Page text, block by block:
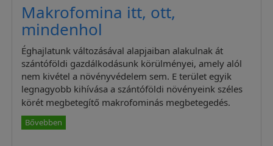
Makrofomina itt, ott,
mindenhol
Éghajlatunk változásával alapjaiban alakulnak át
szántóföldi gazdálkodásunk körülményei, amely alól
nem kivétel a növényvédelem sem. E terület egyik
legnagyobb kihívása a szántóföldi növényeink széles
körét megbetegítő makrofominás megbetegedés.
Bővebben